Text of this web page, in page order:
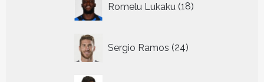
Romelu Lukaku 18
producten
Sergio Ramos 24
producten